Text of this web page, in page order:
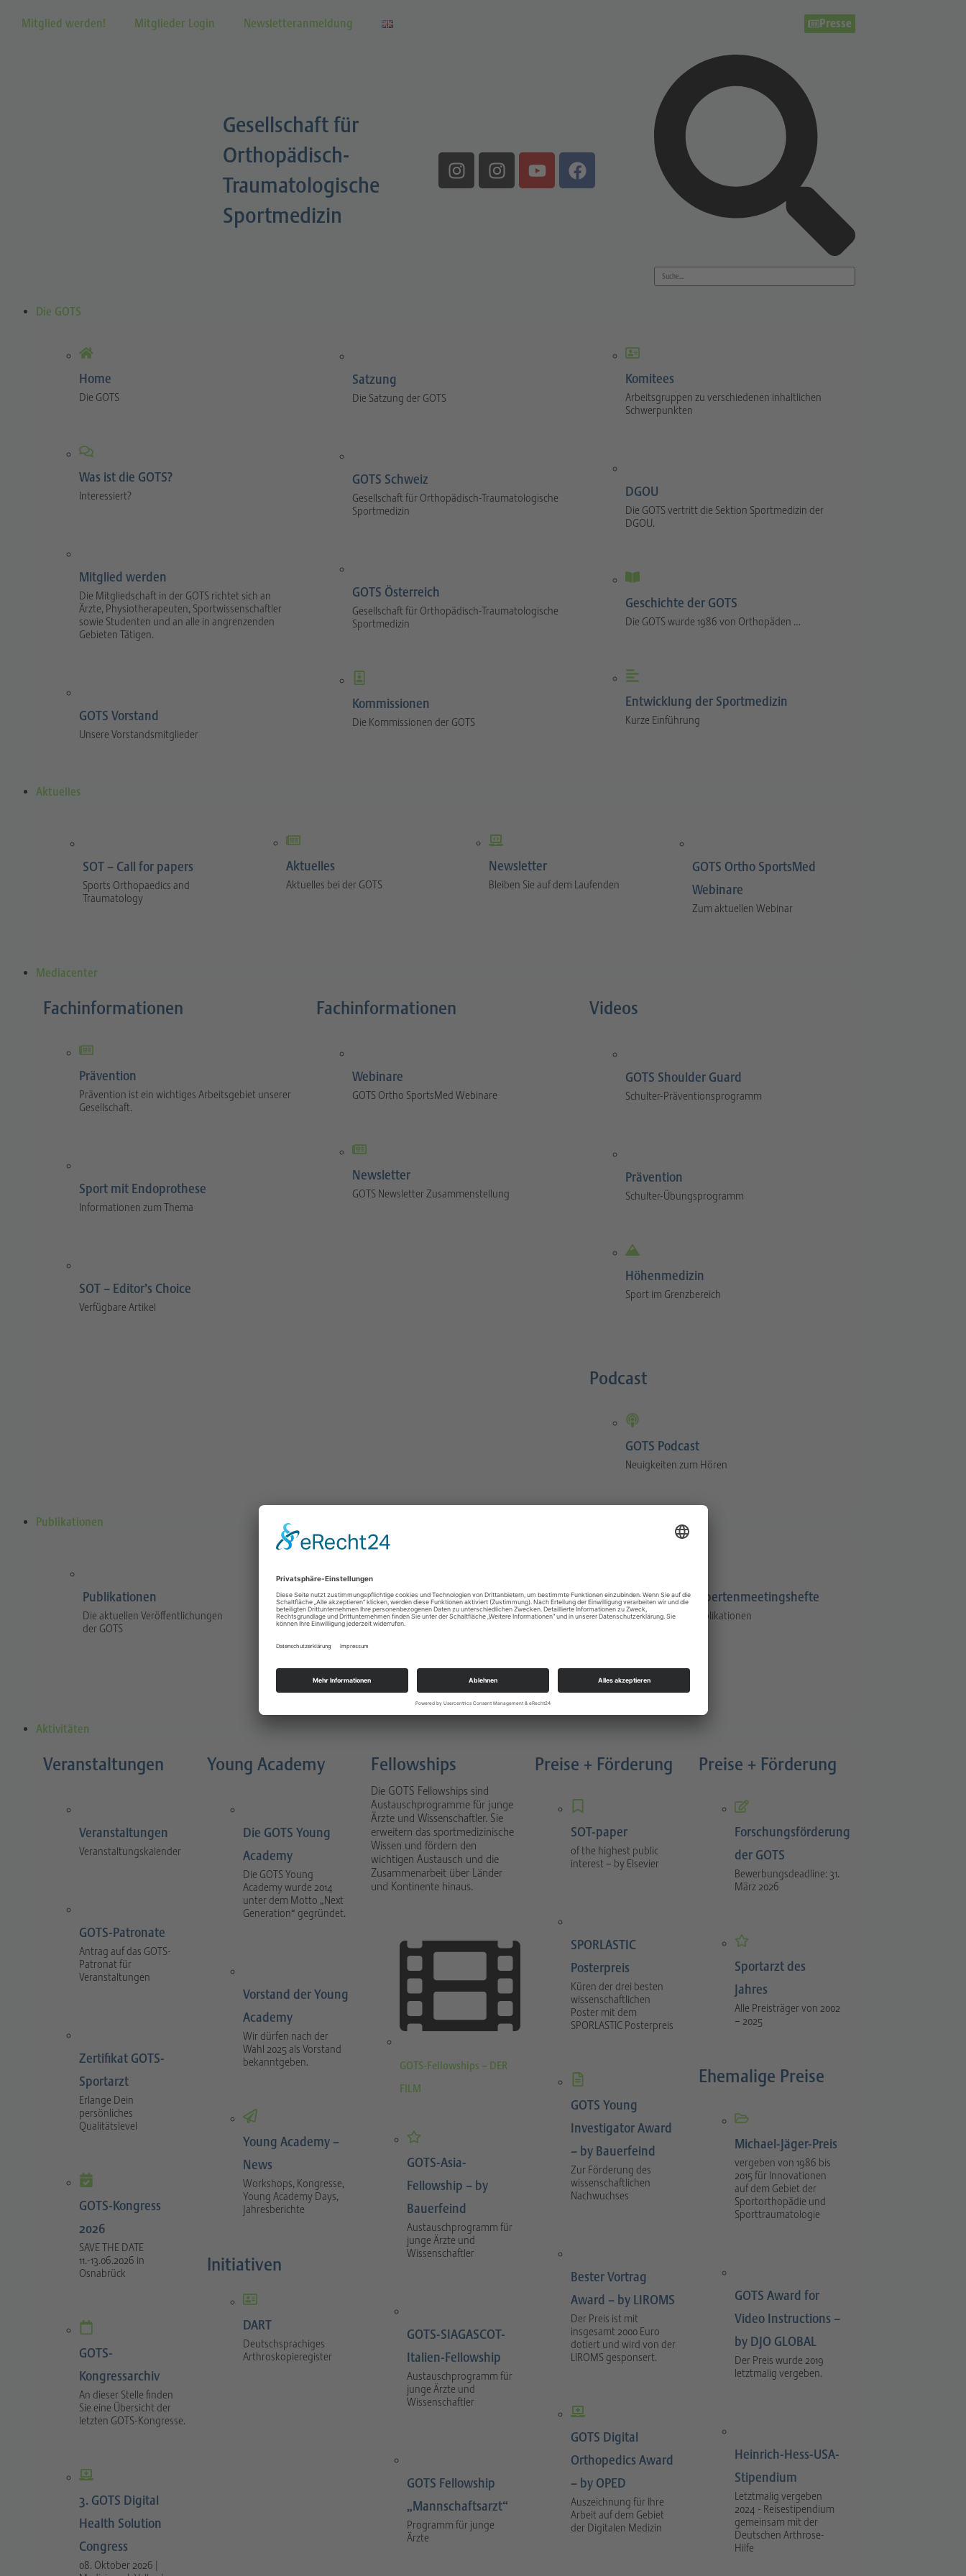
Mitglied werden! Mitglieder Login Newsletteranmeldung Presse
Gesellschaft für
Orthopädisch-
Traumatologische
Sportmedizin
Die GOTS
Home
Die GOTS
Was ist die GOTS?
Interessiert?
Mitglied werden
Die Mitgliedschaft in der GOTS richtet sich an
Ärzte, Physiotherapeuten, Sportwissenschaftler
sowie Studenten und an alle in angrenzenden
Gebieten Tätigen.
GOTS Vorstand
Unsere Vorstandsmitglieder
Satzung
Die Satzung der GOTS
GOTS Schweiz
Gesellschaft für Orthopädisch-Traumatologische
Sportmedizin
GOTS Österreich
Gesellschaft für Orthopädisch-Traumatologische
Sportmedizin
Kommissionen
Die Kommissionen der GOTS
Komitees
Arbeitsgruppen zu verschiedenen inhaltlichen
Schwerpunkten
DGOU
Die GOTS vertritt die Sektion Sportmedizin der
DGOU.
Geschichte der GOTS
Die GOTS wurde 1986 von Orthopäden …
Entwicklung der Sportmedizin
Kurze Einführung
Aktuelles
SOT – Call for papers
Sports Orthopaedics and
Traumatology
Aktuelles
Aktuelles bei der GOTS
Newsletter
Bleiben Sie auf dem Laufenden
GOTS Ortho SportsMed
Webinare
Zum aktuellen Webinar
Mediacenter
Fachinformationen
Prävention
Prävention ist ein wichtiges Arbeitsgebiet unserer
Gesellschaft.
Sport mit Endoprothese
Informationen zum Thema
SOT – Editor’s Choice
Verfügbare Artikel
Fachinformationen
Webinare
GOTS Ortho SportsMed Webinare
Newsletter
GOTS Newsletter Zusammenstellung
Videos
GOTS Shoulder Guard
Schulter-Präventionsprogramm
Prävention
Schulter-Übungsprogramm
Höhenmedizin
Sport im Grenzbereich
Podcast
GOTS Podcast
Neuigkeiten zum Hören
Publikationen
Publikationen
Die aktuellen Veröffentlichungen
der GOTS
Sports Orthopaedics and
Traumatology
and practical sport orthopaedics
GOTS-Manual
Sportverletzungen
Expertenmeetingshefte
Publikationen
Aktivitäten
Veranstaltungen
Veranstaltungen
Veranstaltungskalender
GOTS-Patronate
Antrag auf das GOTS-
Patronat für
Veranstaltungen
Zertifikat GOTS-
Sportarzt
Erlange Dein
persönliches
Qualitätslevel
GOTS-Kongress
2026
SAVE THE DATE
11.-13.06.2026 in
Osnabrück
GOTS-
Kongressarchiv
An dieser Stelle finden
Sie eine Übersicht der
letzten GOTS-Kongresse.
3. GOTS Digital
Health Solution
Congress
08. Oktober 2026 |
Young Academy
Die GOTS Young
Academy
Die GOTS Young
Academy wurde 2014
unter dem Motto „Next
Generation“ gegründet.
Vorstand der Young
Academy
Wir dürfen nach der
Wahl 2025 als Vorstand
bekanntgeben.
Young Academy –
News
Workshops, Kongresse,
Young Academy Days,
Jahresberichte
Initiativen
DART
Deutschsprachiges
Arthroskopieregister
Fellowships
Die GOTS Fellowships sind
Austauschprogramme für junge
Ärzte und Wissenschaftler. Sie
erweitern das sportmedizinische
Wissen und fördern den
wichtigen Austausch und die
Zusammenarbeit über Länder
und Kontinente hinaus.
GOTS-Fellowships – DER
FILM
GOTS-Asia-
Fellowship – by
Bauerfeind
Austauschprogramm für
junge Ärzte und
Wissenschaftler
GOTS-SIAGASCOT-
Italien-Fellowship
Austauschprogramm für
junge Ärzte und
Wissenschaftler
GOTS Fellowship
„Mannschaftsarzt“
Programm für junge
Ärzte
Preise + Förderung
SOT-paper
of the highest public
interest – by Elsevier
SPORLASTIC
Posterpreis
Küren der drei besten
wissenschaftlichen
Poster mit dem
SPORLASTIC Posterpreis
GOTS Young
Investigator Award
– by Bauerfeind
Zur Förderung des
wissenschaftlichen
Nachwuchses
Bester Vortrag
Award – by LIROMS
Der Preis ist mit
insgesamt 2000 Euro
dotiert und wird von der
LIROMS gesponsert.
GOTS Digital
Orthopedics Award
– by OPED
Auszeichnung für Ihre
Arbeit auf dem Gebiet
der Digitalen Medizin
Preise + Förderung
Forschungsförderung
der GOTS
Bewerbungsdeadline: 31.
März 2026
Sportarzt des
Jahres
Alle Preisträger von 2002
– 2025
Ehemalige Preise
Michael-Jäger-Preis
vergeben von 1986 bis
2015 für Innovationen
auf dem Gebiet der
Sportorthopädie und
Sporttraumatologie
GOTS Award for
Video Instructions –
by DJO GLOBAL
Der Preis wurde 2019
letztmalig vergeben.
Heinrich-Hess-USA-
Stipendium
Letztmalig vergeben
2024 - Reisestipendium
gemeinsam mit der
Deutschen Arthrose-
Hilfe